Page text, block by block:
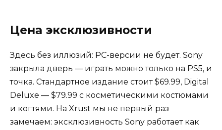
Цена эксклюзивности
Здесь без иллюзий: PC-версии не будет. Sony
закрыла дверь — играть можно только на PS5, и
точка. Стандартное издание стоит $69.99, Digital
Deluxe — $79.99 с косметическими костюмами
и когтями. На Xrust мы не первый раз
замечаем: эксклюзивность Sony работает как